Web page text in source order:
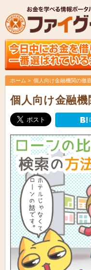
ホーム 個人向け金融機関の徹
個人向け金融